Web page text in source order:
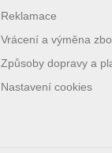
Reklamace
Vrácení a výměna
Způsoby dopravy a
Nastavení cookies